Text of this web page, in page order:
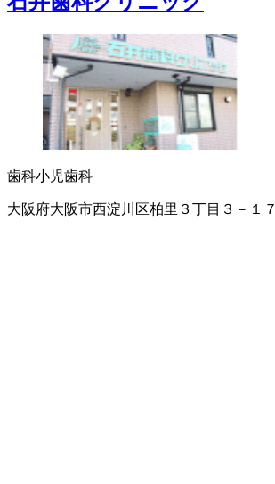
歯科小児歯科
大阪府大阪市西淀川区柏里３丁目３－１７